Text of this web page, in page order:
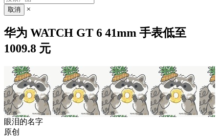
×
华为 WATCH GT 6 41mm 手表低至
1009.8 元
眼泪的名字
原创